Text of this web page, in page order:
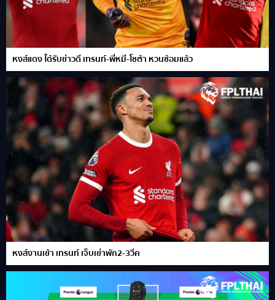
หงส์แดง ได้รับข่าวดี เทรนท์-พี่หมี-โชต้า หวนซ้อมแล้ว
หงส์งานเข้า เทรนท์ เจ็บเข่าพัก2-3วีค